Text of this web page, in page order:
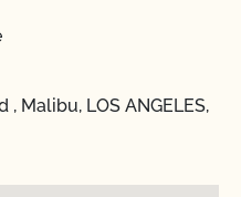
, Malibu, LOS ANGELES,